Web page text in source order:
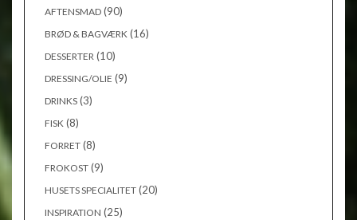
AFTENSMAD (90)
BRØD & BAGVÆRK (16)
DESSERTER (10)
DRESSING/OLIE (9)
DRINKS (3)
FISK (8)
FORRET (8)
FROKOST (9)
HUSETS SPECIALITET (20)
INSPIRATION (25)